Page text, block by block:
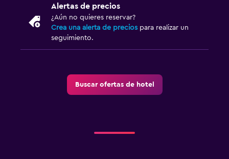
Alertas de precios
¿Aún no quieres reservar?
Crea una alerta de precios para realizar un
seguimiento.
Buscar ofertas de hotel